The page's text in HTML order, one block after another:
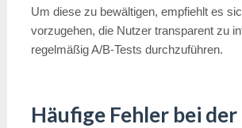
Um diese zu bewältigen, empfiehlt es
vorzugehen, die Nutzer transparent zu
regelmäßig A/B-Tests durchzuführen.
Häufige Fehler bei der